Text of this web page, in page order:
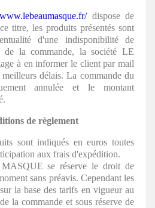
dispose de
titre, les produits présentés sont
d'une indisponibilité de
de la commande, la société LE
à en informer le client par mail
délais. La commande du
annulée et le montant
de règlement
sont indiqués en euros toutes
aux frais d'expédition.
se réserve le droit de
sans préavis. Cependant les
la base des tarifs en vigueur au
la commande et sous réserve de